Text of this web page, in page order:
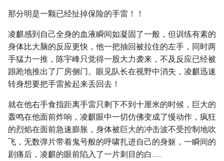
那分明是一颗已经扯掉保险的手雷！！
凌麒感到自己全身的血液瞬间如凝固了一般，但训练有素的
身体比大脑的反应更快，他一把抽回被拉住的左手，同时两
手猛力一推，陈宇峰只觉得一股大力袭来，不及反应已经被
踉跄地推出了厂房侧门。眼见队长在视野中消失，凌麒迅速
转身想要把手雷捡起来丢回去！
就在他右手食指距离手雷只剩下不到十厘米的时候，巨大的
轰鸣在他面前炸响，凌麒眼中一切仿佛变成了慢动作，疯狂
的烈焰在面前急速膨胀，身体被巨大的冲击波不受控制地吹
飞，无数弹片带着鬼号般的呼啸扎进自己的身躯，一瞬间的
剧痛后，凌麒的眼前陷入了一片刺目的白……